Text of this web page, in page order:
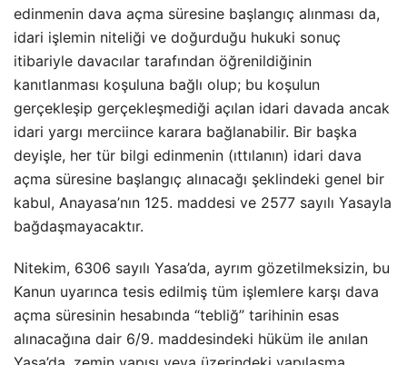
edinmenin dava açma süresine başlangıç alınması da,
idari işlemin niteliği ve doğurduğu hukuki sonuç
itibariyle davacılar tarafından öğrenildiğinin
kanıtlanması koşuluna bağlı olup; bu koşulun
gerçekleşip gerçekleşmediği açılan idari davada ancak
idari yargı merciince karara bağlanabilir. Bir başka
deyişle, her tür bilgi edinmenin (ıttılanın) idari dava
açma süresine başlangıç alınacağı şeklindeki genel bir
kabul, Anayasa’nın 125. maddesi ve 2577 sayılı Yasayla
bağdaşmayacaktır.
Nitekim, 6306 sayılı Yasa’da, ayrım gözetilmeksizin, bu
Kanun uyarınca tesis edilmiş tüm işlemlere karşı dava
açma süresinin hesabında “tebliğ” tarihinin esas
alınacağına dair 6/9. maddesindeki hüküm ile anılan